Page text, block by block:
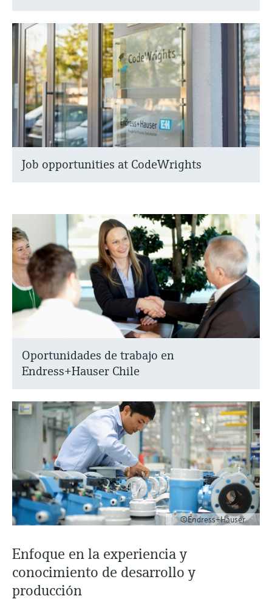
Job opportunities at CodeWrights
Oportunidades de trabajo en
Endress+Hauser Chile
©Endress+Hauser
Enfoque en la experiencia y
conocimiento de desarrollo y
producción